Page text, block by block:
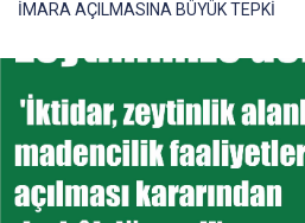
İMARA AÇILMASINA BÜYÜK TEPKİ